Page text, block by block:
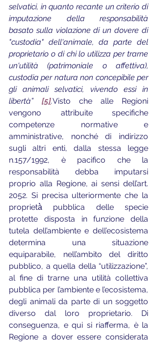
selvatici, in quanto recante un criterio di
imputazione della responsabilità
basato sulla violazione di un dovere di
"custodia" dell'animale, da parte del
proprietario o di chi lo utilizza per trarne
un'utilità (patrimoniale o affettiva),
custodia per natura non concepibile per
gli animali selvatici, vivendo essi in
libertà” [5].Visto che alle Regioni
vengono attribuite specifiche
competenze normative e
amministrative, nonché di indirizzo
sugli altri enti, dalla stessa legge
n.157/1992, è pacifico che la
responsabilità debba imputarsi
proprio alla Regione, ai sensi dell’art.
2052. Si precisa ulteriormente che la
proprietà̀ pubblica delle specie
protette disposta in funzione della
tutela dell’ambiente e dell’ecosistema
determina una situazione
equiparabile, nell’ambito del diritto
pubblico, a quella della “utilizzazione”,
al fine di trarne una utilità collettiva
pubblica per l’ambiente e l’ecosistema,
degli animali da parte di un soggetto
diverso dal loro proprietario. Di
conseguenza, e qui si riafferma, è la
Regione a dover essere considerata